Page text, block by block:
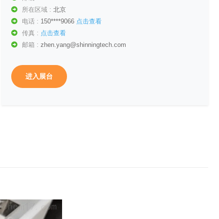
所在区域 : 北京
电话 : 150****9066 点击查看
传真 : 点击查看
邮箱 : zhen.yang@shinningtech.com
进入展台